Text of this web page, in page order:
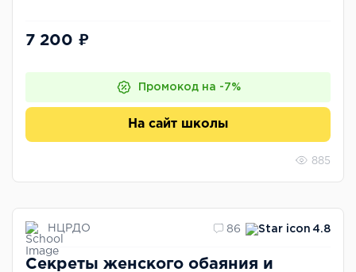
7 200 ₽
Промокод на -7%
На сайт школы
885
НЦРДО 86 4.8
Секреты женского обаяния и